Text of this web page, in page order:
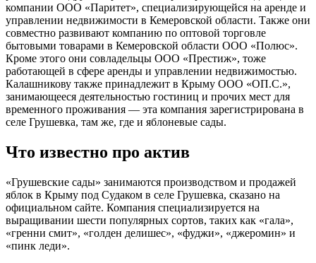
компании ООО «Паритет», специализирующейся на аренде и
управлении недвижимости в Кемеровской области. Также они
совместно развивают компанию по оптовой торговле
бытовыми товарами в Кемеровской области ООО «Полюс».
Кроме этого они совладельцы ООО «Престиж», тоже
работающей в сфере аренды и управлении недвижимостью.
Калашникову также принадлежит в Крыму ООО «ОП.С.»,
занимающееся деятельностью гостиниц и прочих мест для
временного проживания — эта компания зарегистрирована в
селе Грушевка, там же, где и яблоневые сады.
Что известно про актив
«Грушевские сады» занимаются производством и продажей
яблок в Крыму под Судаком в селе Грушевка, сказано на
официальном сайте. Компания специализируется на
выращивании шести популярных сортов, таких как «гала»,
«гренни смит», «голден делишес», «фуджи», «джеромин» и
«пинк леди».